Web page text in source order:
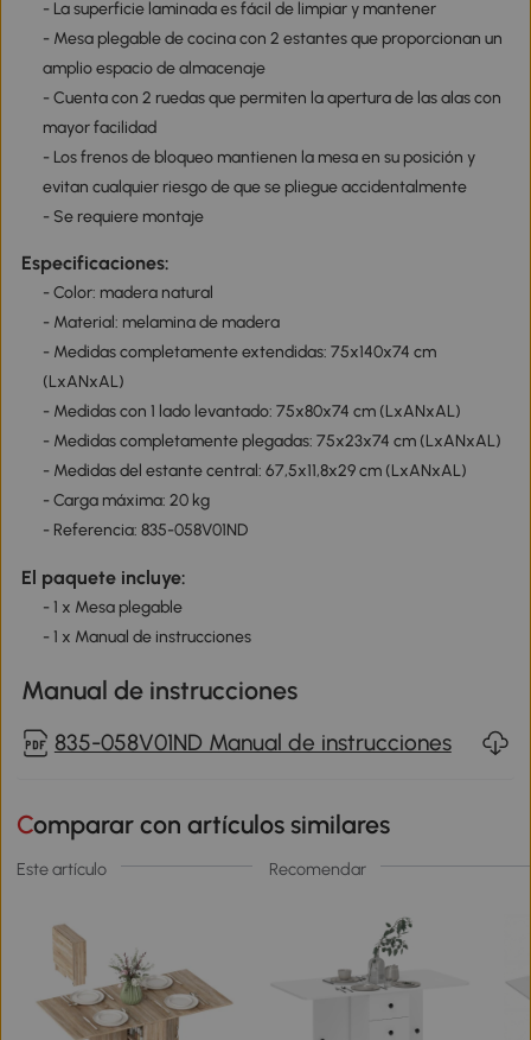
- La superficie laminada es fácil de limpiar y mantener
- Mesa plegable de cocina con 2 estantes que proporcionan un
amplio espacio de almacenaje
- Cuenta con 2 ruedas que permiten la apertura de las alas con
mayor facilidad
- Los frenos de bloqueo mantienen la mesa en su posición y
evitan cualquier riesgo de que se pliegue accidentalmente
- Se requiere montaje
Especificaciones:
- Color: madera natural
- Material: melamina de madera
- Medidas completamente extendidas: 75x140x74 cm
(LxANxAL)
- Medidas con 1 lado levantado: 75x80x74 cm (LxANxAL)
- Medidas completamente plegadas: 75x23x74 cm (LxANxAL)
- Medidas del estante central: 67,5x11,8x29 cm (LxANxAL)
- Carga máxima: 20 kg
- Referencia: 835-058V01ND
El paquete incluye:
- 1 x Mesa plegable
- 1 x Manual de instrucciones
Manual de instrucciones
835-058V01ND Manual de instrucciones
Comparar con artículos similares
Este artículo Recomendar